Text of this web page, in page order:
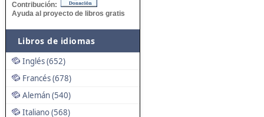
Contribución:
Ayuda al proyecto de libros gratis
Libros de idiomas
Inglés (652)
Francés (678)
Alemán (540)
Italiano (568)